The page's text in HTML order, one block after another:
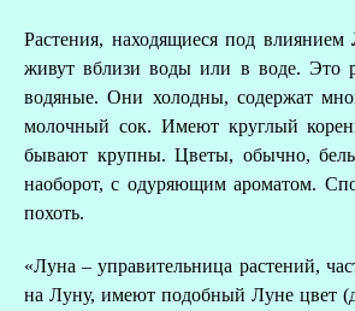
Растения, находящиеся под влиянием
живут вблизи воды или в воде. Это
водяные. Они холодны, содержат
молочный сок. Имеют круглый
бывают крупны. Цветы, обычно,
наоборот, с одуряющим ароматом.
похоть.
«Луна – управительница растений,
на Луну, имеют подобный Луне цвет